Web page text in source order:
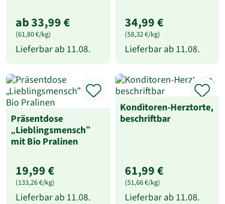
ab 33,99 €
(61,80 €/kg)
Lieferbar ab 11.08.
34,99 €
(58,32 €/kg)
Lieferbar ab 11.08.
Präsentdose
„Lieblingsmensch“
mit Bio Pralinen
19,99 €
(133,26 €/kg)
Lieferbar ab 11.08.
Konditoren-Herztorte,
beschriftbar
61,99 €
(51,66 €/kg)
Lieferbar ab 11.08.